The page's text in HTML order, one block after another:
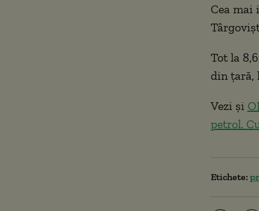
Cea mai
Tot la
din țară,
Vezi și
petrol.
Etichete: